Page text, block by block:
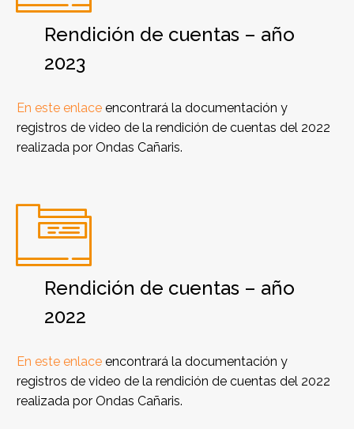
Rendición de cuentas – año
2023
En este enlace encontrará la documentación y
registros de video de la rendición de cuentas del 2022
realizada por Ondas Cañaris.


Rendición de cuentas – año
2022
En este enlace encontrará la documentación y
registros de video de la rendición de cuentas del 2022
realizada por Ondas Cañaris.